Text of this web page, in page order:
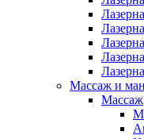
Массаж и
Массаж